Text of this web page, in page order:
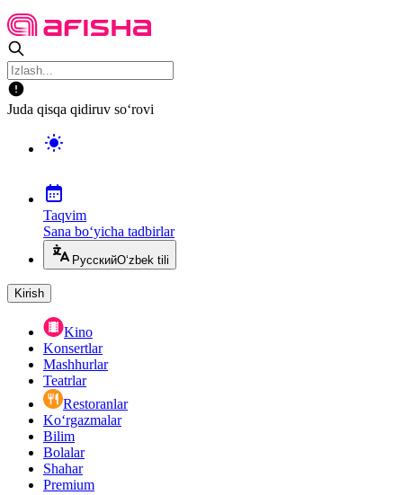
Juda qisqa qidiruv so‘rovi
Taqvim
Sana bo‘yicha tadbirlar
РусскийO‘zbek tili
Kirish
Kino
Konsertlar
Mashhurlar
Teatrlar
Restoranlar
Ko‘rgazmalar
Bilim
Bolalar
Shahar
Premium